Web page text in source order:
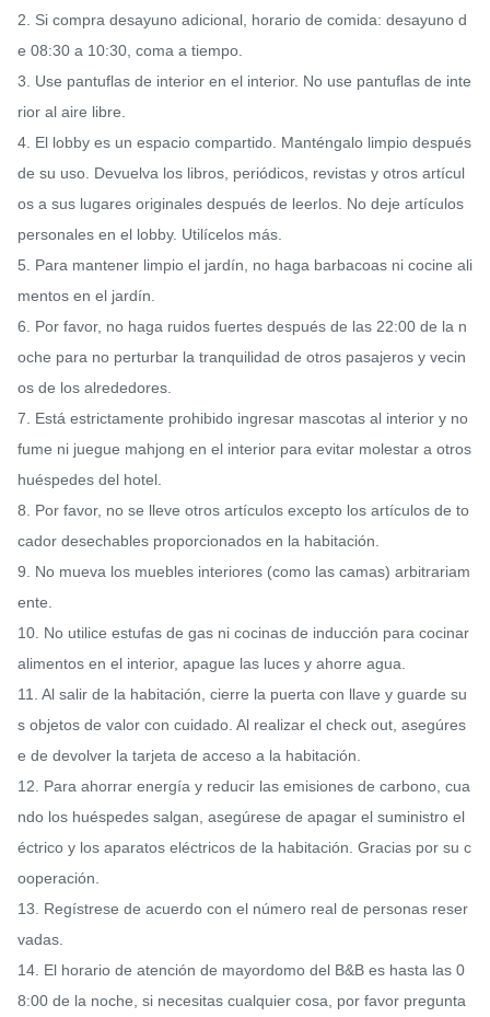
2. Si compra desayuno adicional, horario de comida: desayuno d
e 08:30 a 10:30, coma a tiempo.
3. Use pantuflas de interior en el interior. No use pantuflas de inte
rior al aire libre.
4. El lobby es un espacio compartido. Manténgalo limpio después
de su uso. Devuelva los libros, periódicos, revistas y otros artícul
os a sus lugares originales después de leerlos. No deje artículos
personales en el lobby. Utilícelos más.
5. Para mantener limpio el jardín, no haga barbacoas ni cocine ali
mentos en el jardín.
6. Por favor, no haga ruidos fuertes después de las 22:00 de la n
oche para no perturbar la tranquilidad de otros pasajeros y vecin
os de los alrededores.
7. Está estrictamente prohibido ingresar mascotas al interior y no
fume ni juegue mahjong en el interior para evitar molestar a otros
huéspedes del hotel.
8. Por favor, no se lleve otros artículos excepto los artículos de to
cador desechables proporcionados en la habitación.
9. No mueva los muebles interiores (como las camas) arbitrariam
ente.
10. No utilice estufas de gas ni cocinas de inducción para cocinar
alimentos en el interior, apague las luces y ahorre agua.
11. Al salir de la habitación, cierre la puerta con llave y guarde su
s objetos de valor con cuidado. Al realizar el check out, asegúres
e de devolver la tarjeta de acceso a la habitación.
12. Para ahorrar energía y reducir las emisiones de carbono, cua
ndo los huéspedes salgan, asegúrese de apagar el suministro el
éctrico y los aparatos eléctricos de la habitación. Gracias por su c
ooperación.
13. Regístrese de acuerdo con el número real de personas reser
vadas.
14. El horario de atención de mayordomo del B&B es hasta las 0
8:00 de la noche, si necesitas cualquier cosa, por favor pregunta